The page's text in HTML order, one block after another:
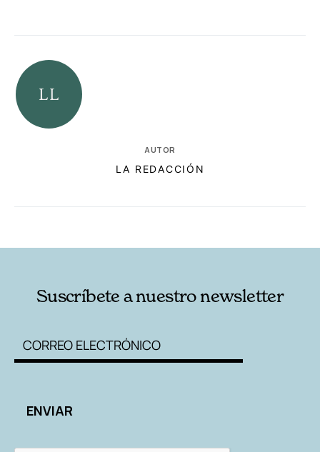
AUTOR
LA REDACCIÓN
Suscríbete a nuestro newsletter